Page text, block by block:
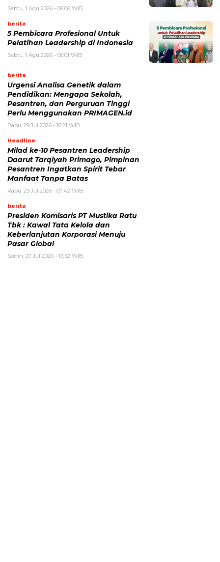
Sabtu, 1 Agu 2026 - 06:06 WIB
berita
5 Pembicara Profesional Untuk
Pelatihan Leadership di Indonesia
Sabtu, 1 Agu 2026 - 06:01 WIB
berita
Urgensi Analisa Genetik dalam
Pendidikan: Mengapa Sekolah,
Pesantren, dan Perguruan Tinggi
Perlu Menggunakan PRIMAGEN.id
Rabu, 29 Jul 2026 - 16:21 WIB
Headline
Milad ke-10 Pesantren Leadership
Daarut Tarqiyah Primago, Pimpinan
Pesantren Ingatkan Spirit Tebar
Manfaat Tanpa Batas
Rabu, 29 Jul 2026 - 07:42 WIB
berita
Presiden Komisaris PT Mustika Ratu
Tbk : Kawal Tata Kelola dan
Keberlanjutan Korporasi Menuju
Pasar Global
Senin, 27 Jul 2026 - 13:52 WIB